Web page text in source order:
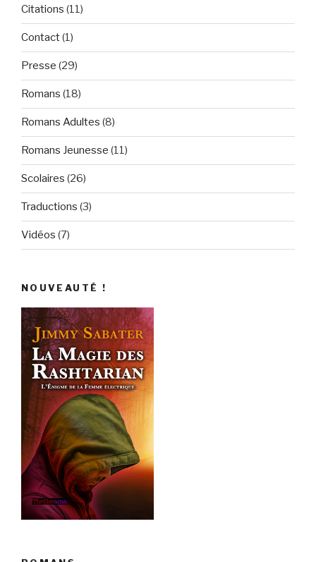
Citations (11)
Contact(1)
Presse (29)
Romans (18)
Romans Adultes (8)
Romans Jeunesse (11)
Scolaires (26)
Traductions (3)
Vidéos (7)
NOUVEAUTÉ !